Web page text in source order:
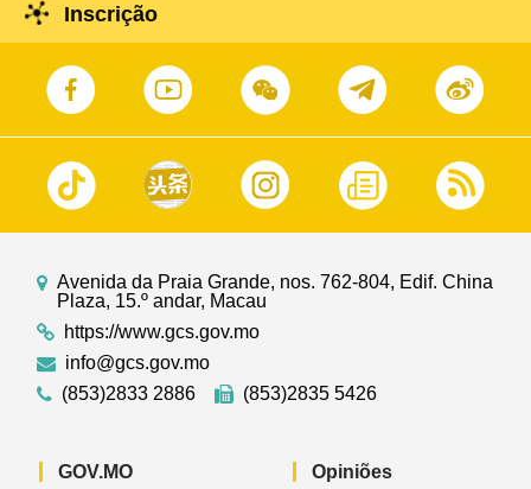
Inscrição
Avenida da Praia Grande, nos. 762-804, Edif. China
Plaza, 15.º andar, Macau
https://www.gcs.gov.mo
info@gcs.gov.mo
(853)2833 2886
(853)2835 5426
GOV.MO Opiniões